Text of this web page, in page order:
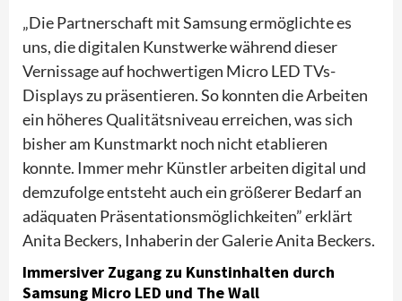
„Die Partnerschaft mit Samsung ermöglichte es
uns, die digitalen Kunstwerke während dieser
Vernissage auf hochwertigen Micro LED TVs-
Displays zu präsentieren. So konnten die Arbeiten
ein höheres Qualitätsniveau erreichen, was sich
bisher am Kunstmarkt noch nicht etablieren
konnte. Immer mehr Künstler arbeiten digital und
demzufolge entsteht auch ein größerer Bedarf an
adäquaten Präsentationsmöglichkeiten” erklärt
Anita Beckers, Inhaberin der Galerie Anita Beckers.
Immersiver Zugang zu Kunstinhalten durch
Samsung Micro LED und The Wall